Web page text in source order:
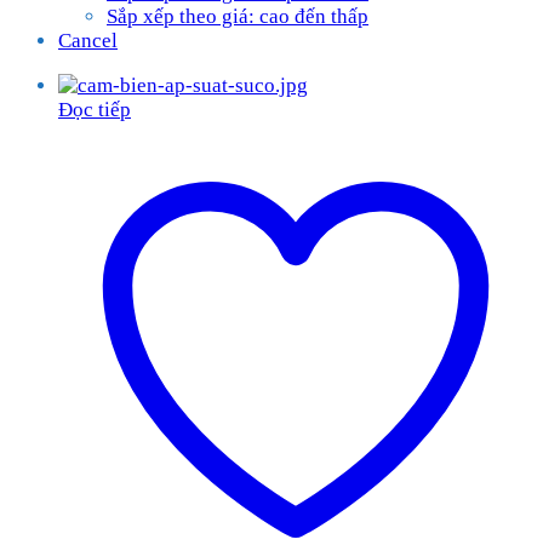
Sắp xếp theo giá: cao đến thấp
Cancel
Đọc tiếp